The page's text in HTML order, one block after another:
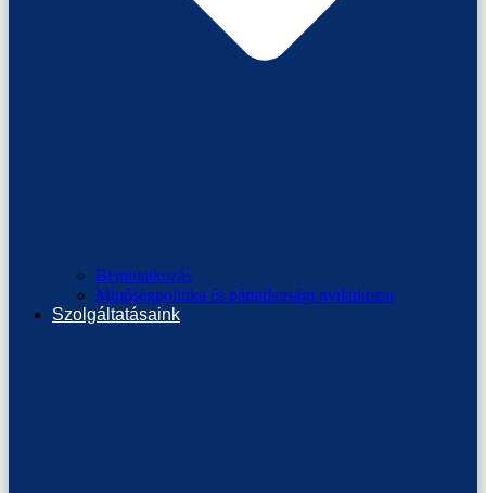
Bemutatkozás
Minőségpolitika és pártatlansági nyilatkozat
Szolgáltatásaink